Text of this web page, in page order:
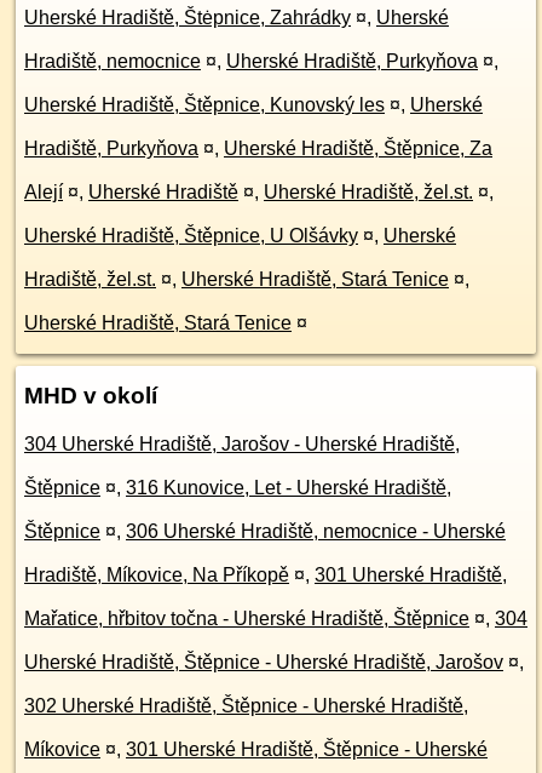
Uherské Hradiště, Štėpnice, Zahrádky ¤, Uherské
Hradiště, nemocnice ¤, Uherské Hradiště, Purkyňova ¤,
Uherské Hradiště, Štěpnice, Kunovský les ¤, Uherské
Hradiště, Purkyňova ¤, Uherské Hradiště, Štěpnice, Za
Alejí ¤, Uherské Hradiště ¤, Uherské Hradiště, žel.st. ¤,
Uherské Hradiště, Štěpnice, U Olšávky ¤, Uherské
Hradiště, žel.st. ¤, Uherské Hradiště, Stará Tenice ¤,
Uherské Hradiště, Stará Tenice ¤
MHD v okolí
304 Uherské Hradiště, Jarošov - Uherské Hradiště,
Štěpnice ¤, 316 Kunovice, Let - Uherské Hradiště,
Štěpnice ¤, 306 Uherské Hradiště, nemocnice - Uherské
Hradiště, Míkovice, Na Příkopě ¤, 301 Uherské Hradiště,
Mařatice, hřbitov točna - Uherské Hradiště, Štěpnice ¤, 304
Uherské Hradiště, Štěpnice - Uherské Hradiště, Jarošov ¤,
302 Uherské Hradiště, Štěpnice - Uherské Hradiště,
Míkovice ¤, 301 Uherské Hradiště, Štěpnice - Uherské